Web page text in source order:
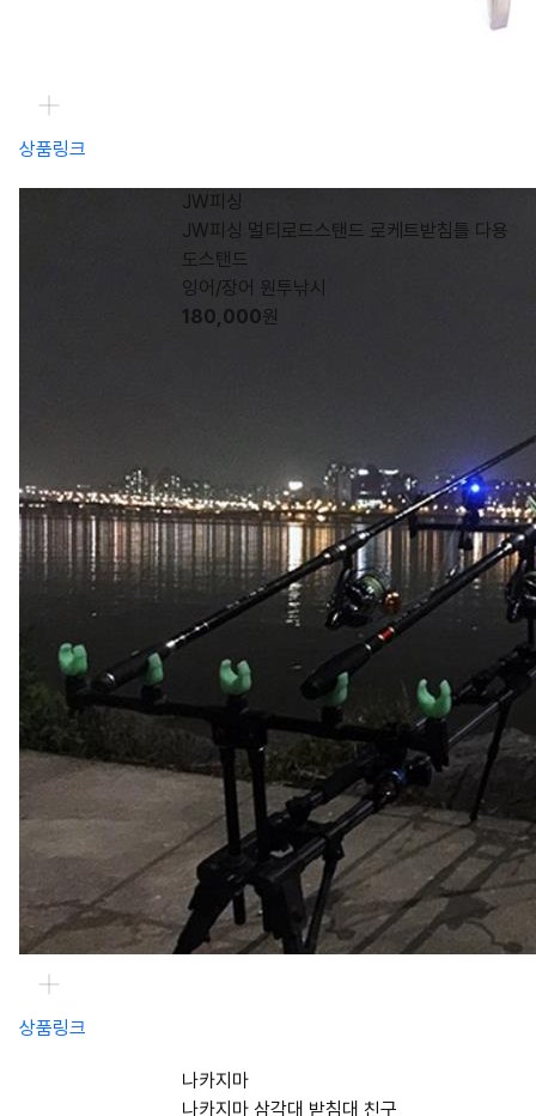
상품링크
JW피싱
JW피싱 멀티로드스탠드 로케트받침틀 다용
도스탠드
잉어/장어 원투낚시
180,000원
상품링크
나카지마
나카지마 삼각대 받침대 친구